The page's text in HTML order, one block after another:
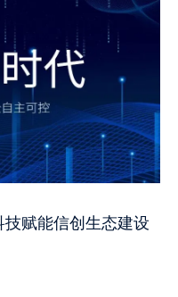
赋能信创生态建设